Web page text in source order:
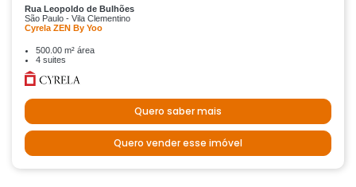
Rua Leopoldo de Bulhões
São Paulo - Vila Clementino
Cyrela ZEN By Yoo
500.00 m² área
4 suites
Quero saber mais
Quero vender esse imóvel